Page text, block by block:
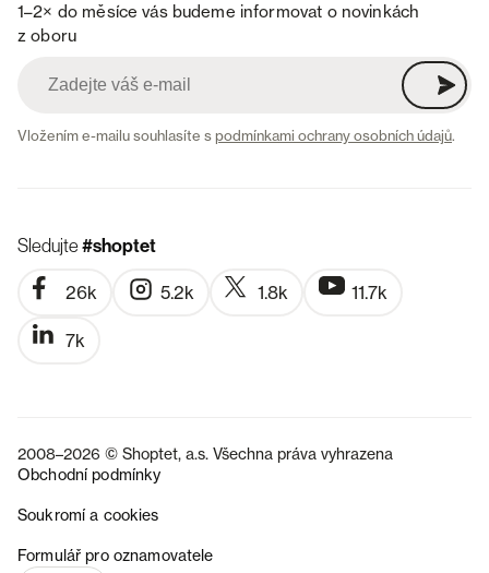
1–2× do měsíce vás budeme informovat o novinkách
z oboru
Vložením e-mailu souhlasíte spodmínkami ochrany osobních údajů.
Sledujte#shoptet
26k 5.2k 1.8k 11.7k
7k
2008–2026 © Shoptet, a.s. Všechna práva vyhrazena
Obchodní podmínky
Soukromí a cookies
Formulář pro oznamovatele